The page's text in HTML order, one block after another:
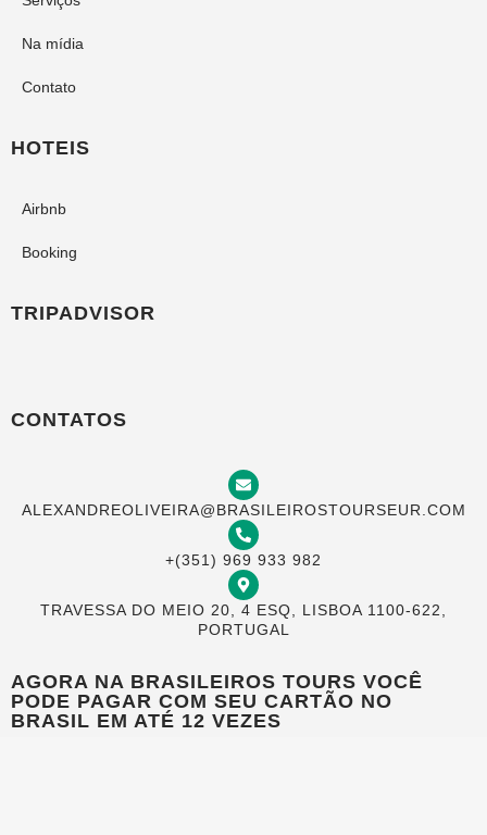
Na mídia
Contato
HOTEIS
Airbnb
Booking
TRIPADVISOR
CONTATOS
ALEXANDREOLIVEIRA@BRASILEIROSTOURSEUR.COM
+(351) 969 933 982
TRAVESSA DO MEIO 20, 4 ESQ, LISBOA 1100-622,
PORTUGAL
AGORA NA BRASILEIROS TOURS VOCÊ
PODE PAGAR COM SEU CARTÃO NO
BRASIL EM ATÉ 12 VEZES